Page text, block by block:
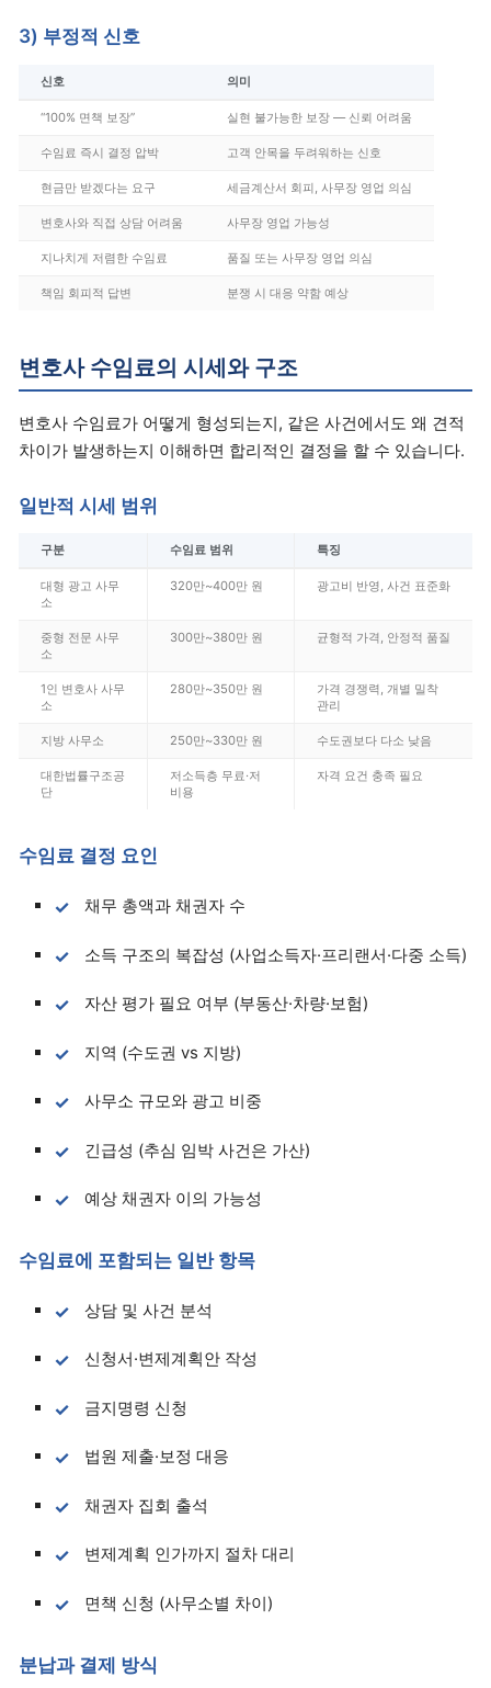
3) 부정적 신호
신호 의미
“100% 면책 보장” 실현 불가능한 보장 — 신뢰 어려움
수임료 즉시 결정 압박 고객 안목을 두려워하는 신호
현금만 받겠다는 요구 세금계산서 회피, 사무장 영업 의심
변호사와 직접 상담 어려움 사무장 영업 가능성
지나치게 저렴한 수임료 품질 또는 사무장 영업 의심
책임 회피적 답변 분쟁 시 대응 약함 예상
변호사 수임료의 시세와 구조
변호사 수임료가 어떻게 형성되는지, 같은 사건에서도 왜 견적
차이가 발생하는지 이해하면 합리적인 결정을 할 수 있습니다.
일반적 시세 범위
구분 수임료 범위 특징
대형 광고 사무
소
320만~400만 원 광고비 반영, 사건 표준화
중형 전문 사무
소
300만~380만 원 균형적 가격, 안정적 품질
1인 변호사 사무
소
280만~350만 원
가격 경쟁력, 개별 밀착
관리
지방 사무소 250만~330만 원 수도권보다 다소 낮음
대한법률구조공
단
저소득층 무료·저
비용
자격 요건 충족 필요
수임료 결정 요인
채무 총액과 채권자 수
소득 구조의 복잡성 (사업소득자·프리랜서·다중 소득)
자산 평가 필요 여부 (부동산·차량·보험)
지역 (수도권 vs 지방)
사무소 규모와 광고 비중
긴급성 (추심 임박 사건은 가산)
예상 채권자 이의 가능성
수임료에 포함되는 일반 항목
상담 및 사건 분석
신청서·변제계획안 작성
금지명령 신청
법원 제출·보정 대응
채권자 집회 출석
변제계획 인가까지 절차 대리
면책 신청 (사무소별 차이)
분납과 결제 방식